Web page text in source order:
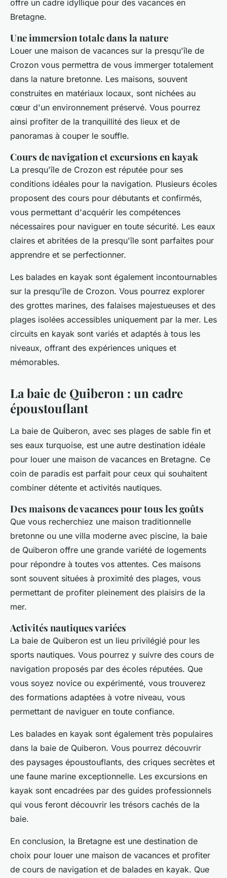
offre un cadre idyllique pour des vacances en
Bretagne.
Une immersion totale dans la nature
Louer une maison de vacances sur la presqu'île de
Crozon vous permettra de vous immerger totalement
dans la nature bretonne. Les maisons, souvent
construites en matériaux locaux, sont nichées au
cœur d'un environnement préservé. Vous pourrez
ainsi profiter de la tranquillité des lieux et de
panoramas à couper le souffle.
Cours de navigation et excursions en kayak
La presqu'île de Crozon est réputée pour ses
conditions idéales pour la navigation. Plusieurs écoles
proposent des cours pour débutants et confirmés,
vous permettant d'acquérir les compétences
nécessaires pour naviguer en toute sécurité. Les eaux
claires et abritées de la presqu'île sont parfaites pour
apprendre et se perfectionner.
Les balades en kayak sont également incontournables
sur la presqu'île de Crozon. Vous pourrez explorer
des grottes marines, des falaises majestueuses et des
plages isolées accessibles uniquement par la mer. Les
circuits en kayak sont variés et adaptés à tous les
niveaux, offrant des expériences uniques et
mémorables.
La baie de Quiberon : un cadre
époustouflant
La baie de Quiberon, avec ses plages de sable fin et
ses eaux turquoise, est une autre destination idéale
pour louer une maison de vacances en Bretagne. Ce
coin de paradis est parfait pour ceux qui souhaitent
combiner détente et activités nautiques.
Des maisons de vacances pour tous les goûts
Que vous recherchiez une maison traditionnelle
bretonne ou une villa moderne avec piscine, la baie
de Quiberon offre une grande variété de logements
pour répondre à toutes vos attentes. Ces maisons
sont souvent situées à proximité des plages, vous
permettant de profiter pleinement des plaisirs de la
mer.
Activités nautiques variées
La baie de Quiberon est un lieu privilégié pour les
sports nautiques. Vous pourrez y suivre des cours de
navigation proposés par des écoles réputées. Que
vous soyez novice ou expérimenté, vous trouverez
des formations adaptées à votre niveau, vous
permettant de naviguer en toute confiance.
Les balades en kayak sont également très populaires
dans la baie de Quiberon. Vous pourrez découvrir
des paysages époustouflants, des criques secrètes et
une faune marine exceptionnelle. Les excursions en
kayak sont encadrées par des guides professionnels
qui vous feront découvrir les trésors cachés de la
baie.
En conclusion, la Bretagne est une destination de
choix pour louer une maison de vacances et profiter
de cours de navigation et de balades en kayak. Que